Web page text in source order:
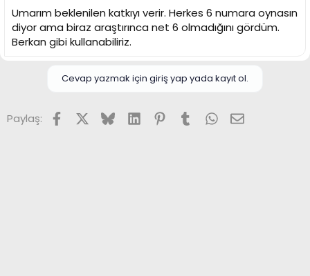
Umarım beklenilen katkıyı verir. Herkes 6 numara oynasın
diyor ama biraz araştırınca net 6 olmadığını gördüm.
Berkan gibi kullanabiliriz.
Cevap yazmak için giriş yap yada kayıt ol.
Paylaş: FacebookX (Twitter)
BlueskyLinkedInPinterest
TumblrWhatsApp
E-posta